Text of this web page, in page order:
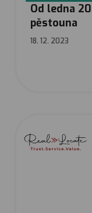
Od ledna
pěstouna
18. 12. 2023
Hledáme rodiče,